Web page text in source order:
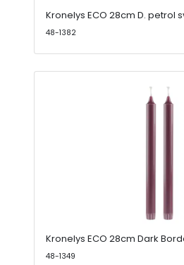
Kronelys ECO 28cm D.
48-1382
Kronelys ECO 28cm Dark
48-1349